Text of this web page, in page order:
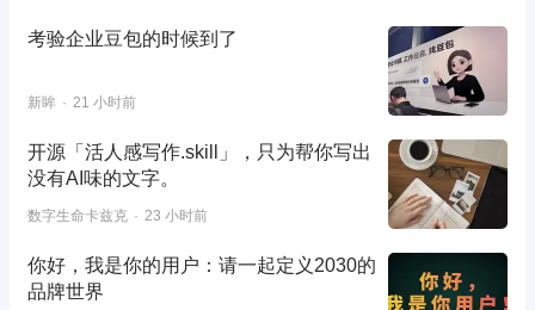
考验企业豆包的时候到了
新眸 21 小时前
开源「活人感写作.skill」，只为帮你写出
没有AI味的文字。
数字生命卡兹克 23 小时前
你好，我是你的用户：请一起定义2030的
品牌世界